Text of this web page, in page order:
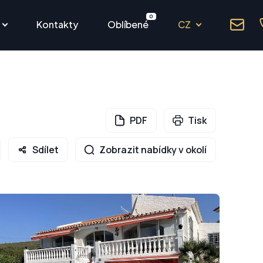
Kontakty Oblíbené
0
CZ
PDF Tisk
Sdílet Zobrazit nabídky v okolí